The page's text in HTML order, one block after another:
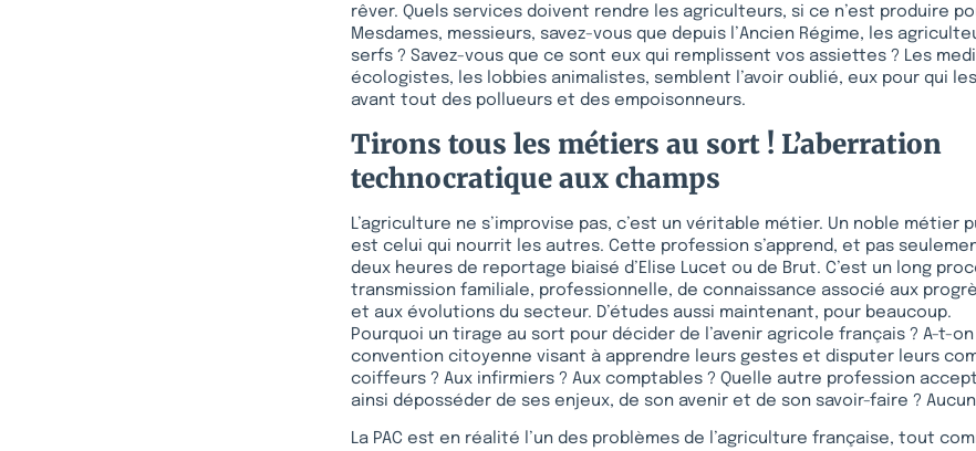
rêver. Quels services doivent rendre les agriculteurs, si ce n’est produire
Mesdames, messieurs, savez-vous que depuis l’Ancien Régime, les
serfs ? Savez-vous que ce sont eux qui remplissent vos assiettes ? Les
écologistes, les lobbies animalistes, semblent l’avoir oublié, eux pour qui
avant tout des pollueurs et des empoisonneurs.
Tirons tous les métiers au sort ! L’aberration
technocratique aux champs
L’agriculture ne s’improvise pas, c’est un véritable métier. Un noble métier
est celui qui nourrit les autres. Cette profession s’apprend, et pas
deux heures de reportage biaisé d’Elise Lucet ou de Brut. C’est un long
transmission familiale, professionnelle, de connaissance associé aux
et aux évolutions du secteur. D’études aussi maintenant, pour beaucoup.
Pourquoi un tirage au sort pour décider de l’avenir agricole français ? A-t-
convention citoyenne visant à apprendre leurs gestes et disputer leurs
coiffeurs ? Aux infirmiers ? Aux comptables ? Quelle autre profession
ainsi déposséder de ses enjeux, de son avenir et de son savoir-faire ?
La PAC est en réalité l’un des problèmes de l’agriculture française, tout